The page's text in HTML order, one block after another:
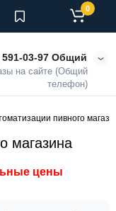
591-03-97 Общий
на сайте (Общий
телефон)
0
пивного
магазина
цены